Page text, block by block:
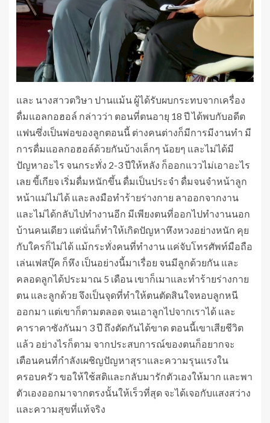
และ นางสาวตวิษา ปานแม้น ผู้ได้รับผบกระทบจากเครื่อง
ดื่มแอลกอฮอล์ กล่าวว่า ตอนที่ตนอายุ 18 ปี ได้พบกับอดีต
แฟนซึ่งเป็นพ่อของลูกตอนนี้ ต่างคนต่างก็มีการมีงานทำ มี
การดื่มแอลกอฮอล์ด้วยกันบ้างเล็กๆ น้อยๆ และไม่ได้มี
ปัญหาอะไร จนกระทั่ง 2-3 ปีให้หลัง ก็ออกแววไม่เอาอะไร
เลย ขี้เกียจ เริ่มดื่มหนักขึ้น ดื่มเป็นประจำ ดื่มจนจำหน้าลูก
หน้าแม่ไม่ได้ และลงมือทำร้ายร่างกาย ลาออกจากงาน
และไม่ได้กลับไปทำงานอีก มีเพียงตนที่ออกไปทำงานนอก
บ้านคนเดียว แต่นั่นก็ทำให้เกิดปัญหาหึงหวงอย่างหนัก คุย
กับใครก็ไม่ได้ แม้กระทั่งคนที่ทำงาน แค่จับโทรศัพท์มือถือ
เล่นเฟสบุ๊ค ก็หึง เป็นอย่างนี้มาเรื่อย จนมีลูกด้วยกัน และ
คลอดลูกได้ประมาณ 5 เดือน เขาก็เมาและทำร้ายร่างกาย
ตน และลูกด้วย จึงเป็นจุดที่ทำให้ตนตัดสินใจหอบลูกหนี
ออกมา แต่เขาก็ตามตลอด จนเอาลูกไปจากเราได้ และ
คาราคาซังกันมา 3 ปี ถึงตัดกันได้ขาด ตอนนี้เขาเสียชีวิต
แล้ว อย่างไรก็ตาม จากประสบการณ์ของตนก็อยากจะ
เตือนคนที่กำลังเผชิญปัญหาสุราและความรุนแรงใน
ครอบครัว ขอให้ใช้สติและกลับมารักตัวเองให้มาก และพา
ตัวเองออกมาจากตรงนั้นให้เร็วที่สุด จะได้เจอกับแสงสว่าง
และความสุขที่แท้จริง